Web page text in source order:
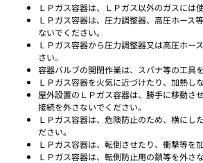
ＬＰガス容器は、ＬＰガス以外のガスには
ＬＰガス容器は、圧力調整器、高圧ホース
ないでください。
ＬＰガス容器から圧力調整器又は高圧ホー
さい。
容器バルブの開閉作業は、スパナ等の工具
ＬＰガス容器を火気に近づけたり、加熱し
屋外設置のＬＰガス容器は、勝手に移動さ
接続を外さないでください。
ＬＰガス容器は、危険防止のため、横にし
ださい。
ＬＰガス容器は、転倒させたり、衝撃等を
ＬＰガス容器は、転倒防止用の鎖等を外さ